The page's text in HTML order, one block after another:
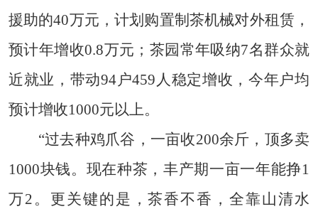
援助的40万元，计划购置制茶机械对外租赁，
预计年增收0.8万元；茶园常年吸纳7名群众就
近就业，带动94户459人稳定增收，今年户均
预计增收1000元以上。
“过去种鸡爪谷，一亩收200余斤，顶多卖
1000块钱。现在种茶，丰产期一亩一年能挣1
万2。更关键的是，茶香不香，全靠山清水